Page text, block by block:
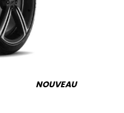
NOUVEAU